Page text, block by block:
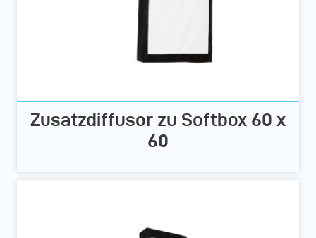
Zusatzdiffusor zu Softbox 60 x
60